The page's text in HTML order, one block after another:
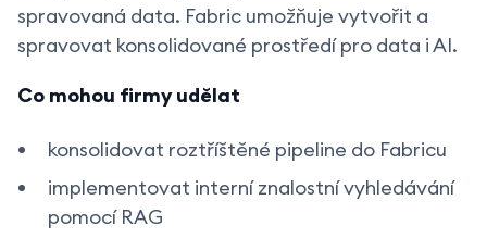
spravovaná data. Fabric umožňuje vytvořit a
spravovat konsolidované prostředí pro data i AI.
Co mohou firmy udělat
konsolidovat roztříštěné pipeline do Fabricu
implementovat interní znalostní vyhledávání
pomocí RAG